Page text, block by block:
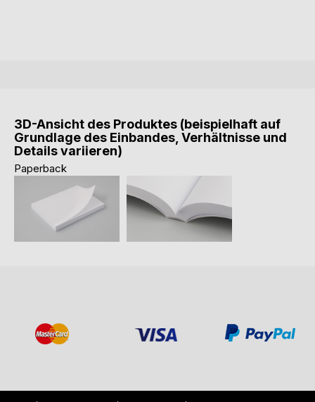
3D-Ansicht des Produktes (beispielhaft auf
Grundlage des Einbandes, Verhältnisse und
Details variieren)
Paperback